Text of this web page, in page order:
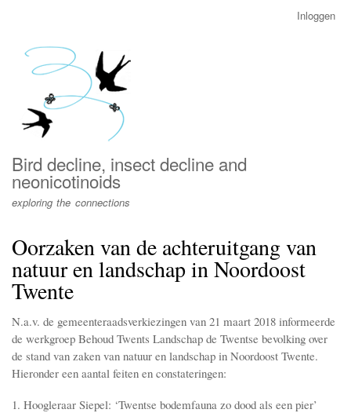
menu
Inloggen
Bird decline, insect decline and
neonicotinoids
exploring the connections
Oorzaken van de achteruitgang van
natuur en landschap in Noordoost
Twente
N.a.v. de gemeenteraadsverkiezingen van 21 maart 2018 informeerde
de werkgroep Behoud Twents Landschap de Twentse bevolking over
de stand van zaken van natuur en landschap in Noordoost Twente.
Hieronder een aantal feiten en constateringen:
1. Hoogleraar Siepel: ‘Twentse bodemfauna zo dood als een pier’